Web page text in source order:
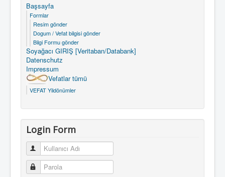
Başsayfa
Formlar
Resim gönder
Dogum / Vefat bilgisi gönder
Bilgi Formu gönder
Soyağacı GIRIŞ [Veritaban/Databank]
Datenschutz
Impressum
Vefatlar tümü
VEFAT Yildönümler
Login Form
Kullanıcı Adı
Parola